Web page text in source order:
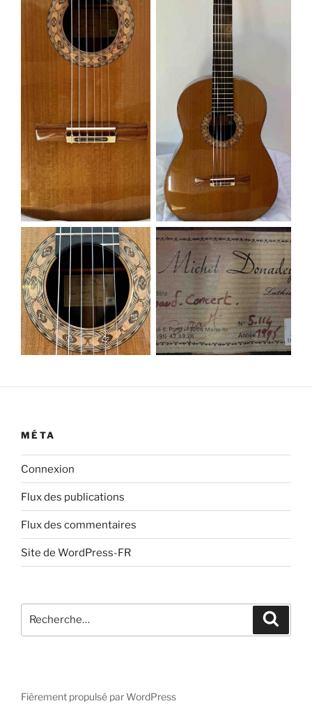
MÉTA
Connexion
Flux des publications
Flux des commentaires
Site de WordPress-FR
pour
Fièrement propulsé par WordPress